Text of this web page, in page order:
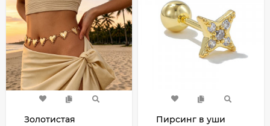
Золотистая
Пирсинг в уши